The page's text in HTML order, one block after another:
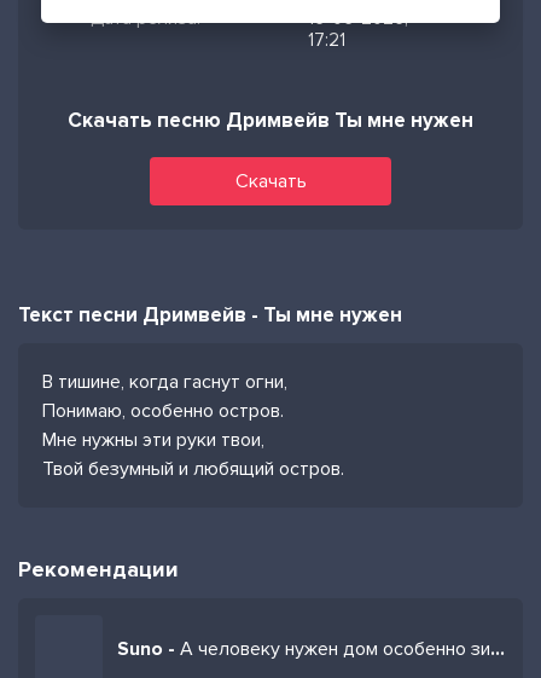
Дата релиза:
16-06-2026,
17:21
Скачать песню Дримвейв Ты мне нужен
Скачать
Текст песни Дримвейв - Ты мне нужен
В тишине, когда гаснут огни,
Понимаю, особенно остров.
Мне нужны эти руки твои,
Твой безумный и любящий остров.
Рекомендации
Suno - А человеку нужен дом особенно зимой